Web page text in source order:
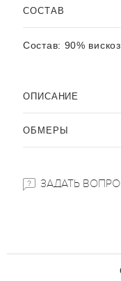
CОСТАВ
Состав: 90%
ОПИСАНИЕ
ОБМЕРЫ
ЗАДАТЬ